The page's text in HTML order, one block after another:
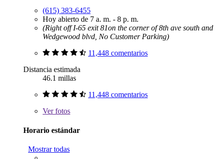
(615) 383-6455
Hoy abierto de 7 a. m. - 8 p. m.
(Right off I-65 exit 81on the corner of 8th ave south and
Wedgewood blvd, No Customer Parking)
11,448 comentarios
Distancia estimada
46.1 millas
11,448 comentarios
Verfotos
Horario estándar
Mostrar todas